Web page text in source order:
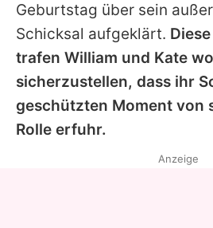
Utiq
Geburtstag über sein
Schicksal aufgeklärt.
trafen William und Kate
sicherzustellen, dass ihr
geschützten Moment von
Rolle erfuhr.
Anzeige